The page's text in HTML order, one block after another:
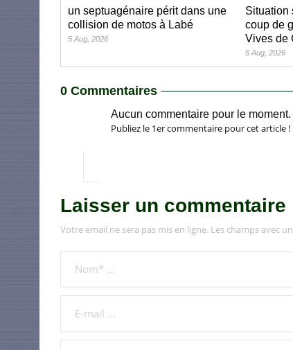
un septuagénaire périt dans une
collision de motos à Labé
5 Aug, 2026
Situation
coup de
Vives de
5 Aug, 2026
0 Commentaires
Aucun commentaire pour le moment.
Publiez le 1er commentaire pour cet article !
Laisser un commentaire
Votre email ne sera pas mis en ligne. Les champs avec